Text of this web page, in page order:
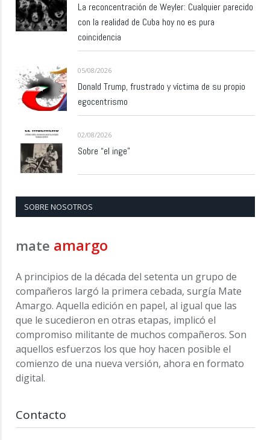
La reconcentración de Weyler: Cualquier parecido
con la realidad de Cuba hoy no es pura
coincidencia
05/08/2026
Donald Trump, frustrado y víctima de su propio
egocentrismo
02/08/2026
Sobre “el inge”
SOBRE NOSOTROS
mate amargo
A principios de la década del setenta un grupo de
compañeros largó la primera cebada, surgía Mate
Amargo. Aquella edición en papel, al igual que las
que le sucedieron en otras etapas, implicó el
compromiso militante de muchos compañeros. Son
aquellos esfuerzos los que hoy hacen posible el
comienzo de una nueva versión, ahora en formato
digital.
Contacto